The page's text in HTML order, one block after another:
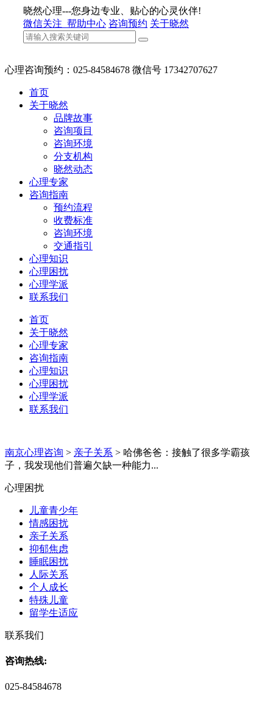
晓然心理---您身边专业、贴心的心灵伙伴!
微信关注 帮助中心 咨询预约 关于晓然
心理咨询预约：025-84584678 微信号 17342707627
首页
关于晓然
品牌故事
咨询项目
咨询环境
分支机构
晓然动态
心理专家
咨询指南
预约流程
收费标准
咨询环境
交通指引
心理知识
心理困扰
心理学派
联系我们
首页
关于晓然
心理专家
咨询指南
心理知识
心理困扰
心理学派
联系我们
南京心理咨询 > 亲子关系 > 哈佛爸爸：接触了很多学霸孩
子，我发现他们普遍欠缺一种能力...
心理困扰
儿童青少年
情感困扰
亲子关系
抑郁焦虑
睡眠困扰
人际关系
个人成长
特殊儿童
留学生适应
联系我们
咨询热线:
025-84584678